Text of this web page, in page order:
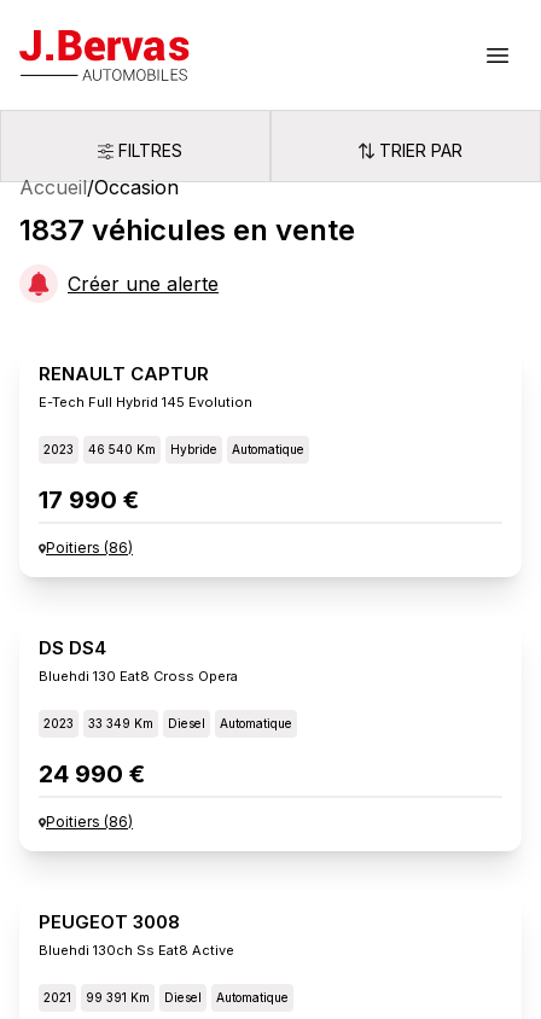
J.Bervas
Filtres
FILTRES Trier par
TRIER PAR
Accueil/Occasion
1837 véhicules en vente
Créer une alerte
RENAULT CAPTUR
E-Tech Full Hybrid 145 Evolution
2023 46 540 Km Hybride Automatique
17 990 €
Poitiers (86)
DS DS4
Bluehdi 130 Eat8 Cross Opera
2023 33 349 Km Diesel Automatique
24 990 €
Poitiers (86)
PEUGEOT 3008
Bluehdi 130ch Ss Eat8 Active
2021 99 391 Km Diesel Automatique